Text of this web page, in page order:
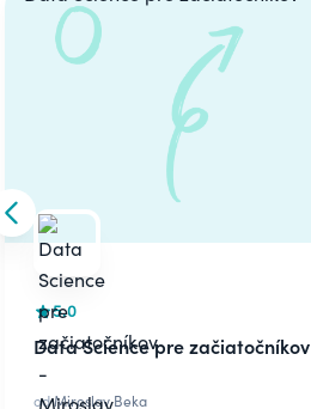
Skip to previous slide
5.0
Data Science pre začiatočníkov
odMiroslav Beka